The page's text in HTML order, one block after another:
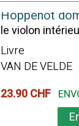
Hoppenot
le violon
Livre
VAN DE VELDE
23.90 CHF